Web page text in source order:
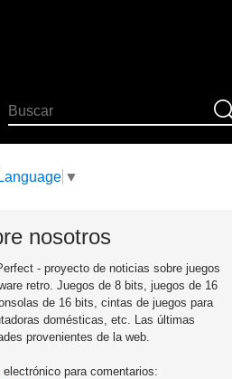
▼
nosotros
- proyecto de noticias sobre juegos
retro. Juegos de 8 bits, juegos de 16
de 16 bits, cintas de juegos para
domésticas, etc. Las últimas
provenientes de la web.
electrónico para comentarios: